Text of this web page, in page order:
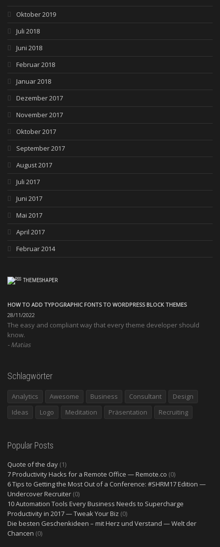
Oktober 2019
Juli 2018
Juni 2018
Februar 2018
Januar 2018
Dezember 2017
November 2017
Oktober 2017
September 2017
August 2017
Juli 2017
Juni 2017
Mai 2017
April 2017
Februar 2014
THEMESHAPER
HOW TO ADD TYPOGRAPHIC FONTS TO WORDPRESS BLOCK THEMES
28/11/2022
The easy and compliant way that every theme developer should
know.
Matias
Schlagwörter
Analytics Awesome Business Consultant
Design
Ideas
Logo Meditation Präsentation Recruiting
Popular Posts
Quote of the day (1)
7 Productivity Hacks for a Remote Office — Remote.co (0)
6 Tips to Getting the Most Out of a Conference: #SHRM17 Edition —
Undercover Recruiter (0)
10 Automation Tools Every Business Needs to Supercharge
Productivity in 2017 — Tweak Your Biz (0)
Die besten Geschenkideen – mit Herz und Verstand — Welt der
Chancen (0)